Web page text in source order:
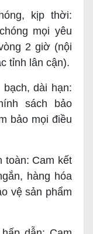
kịp thời:
mọi yêu
2 giờ (nội
tỉnh lân cận).
dài hạn:
sách bảo
bảo mọi điều
toàn: Cam kết
hàng hóa
vệ sản phẩm